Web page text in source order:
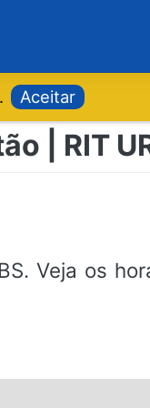
. Aceitar
| RIT
Veja os